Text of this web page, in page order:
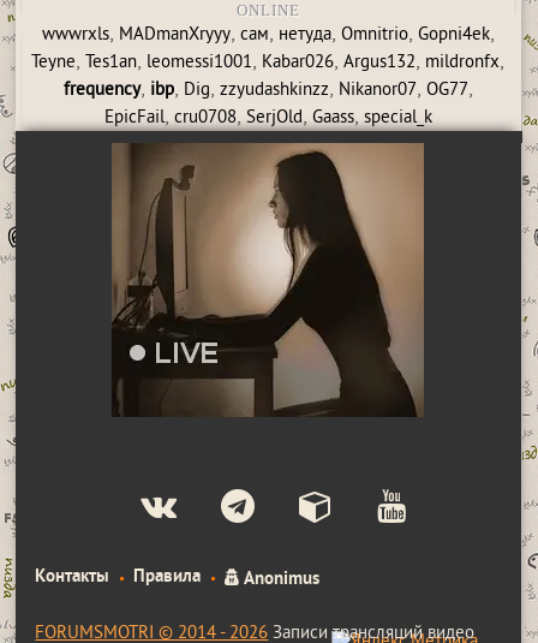
ONLINE
wwwrxls, MADmanXryyy, сам, нетуда, Omnitrio, Gopni4ek,
Teyne,Tes1an, leomessi1001, Kabar026,Argus132, mildronfx,
frequency, ibp, Dig, zzyudashkinzz, Nikanor07, OG77,
EpicFail, cru0708, SerjOld, Gaass, special_k
Контакты Правила Anonimus
FORUMSMOTRI © 2014 - 2026Записи трансляций видео